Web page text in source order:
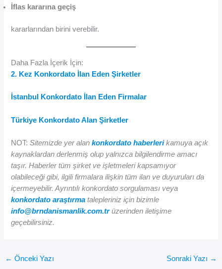
İflas kararına geçiş
kararlarından birini verebilir.
Daha Fazla İçerik İçin:
2. Kez Konkordato İlan Eden Şirketler
İstanbul Konkordato İlan Eden Firmalar
Türkiye Konkordato Alan Şirketler
NOT:Sitemizde yer alankonkordato haberlerikamuya açık
kaynaklardan derlenmiş olup yalnızca bilgilendirme amacı
taşır. Haberler tüm şirket ve işletmeleri kapsamıyor
olabileceği gibi, ilgili firmalara ilişkin tüm ilan ve duyuruları da
içermeyebilir. Ayrıntılı konkordato sorgulaması veya
konkordato araştırma talepleriniz için bizimle
info@brndanismanlik.com.trüzerinden iletişime
geçebilirsiniz.
← Önceki Yazı Sonraki Yazı →